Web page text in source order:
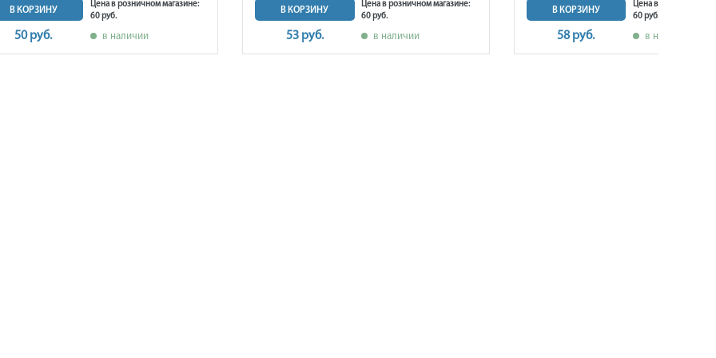
В КОРЗИНУ
50 руб.
Цена в розничном магазине:
60 руб.
в наличии
В КОРЗИНУ
53 руб.
Цена в розничном магазине:
60 руб.
в наличии
В КОРЗИНУ
58 руб.
Цена в розничном
60 руб.
в наличии